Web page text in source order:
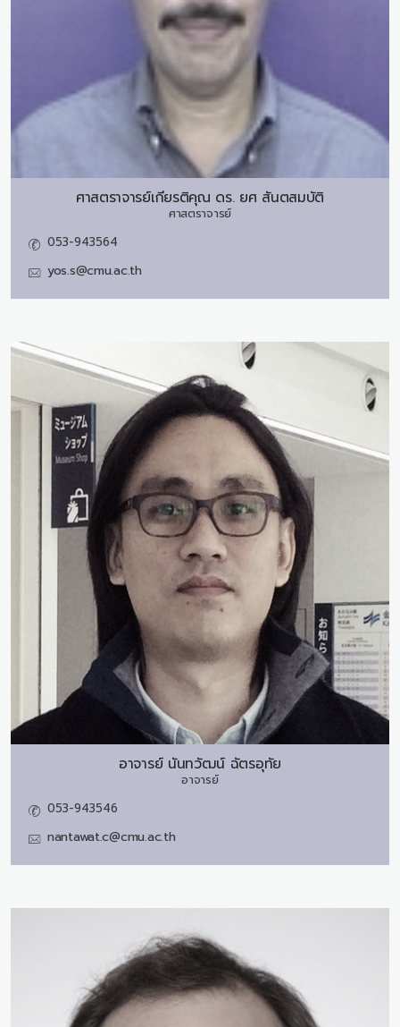
ศาสตราจารย์เกียรติคุณ ดร. ยศ สันตสมบัติ
ศาสตราจารย์
053-943564
yos.s@cmu.ac.th
อาจารย์ นันทวัฒน์ ฉัตรอุทัย
อาจารย์
053-943546
nantawat.c@cmu.ac.th